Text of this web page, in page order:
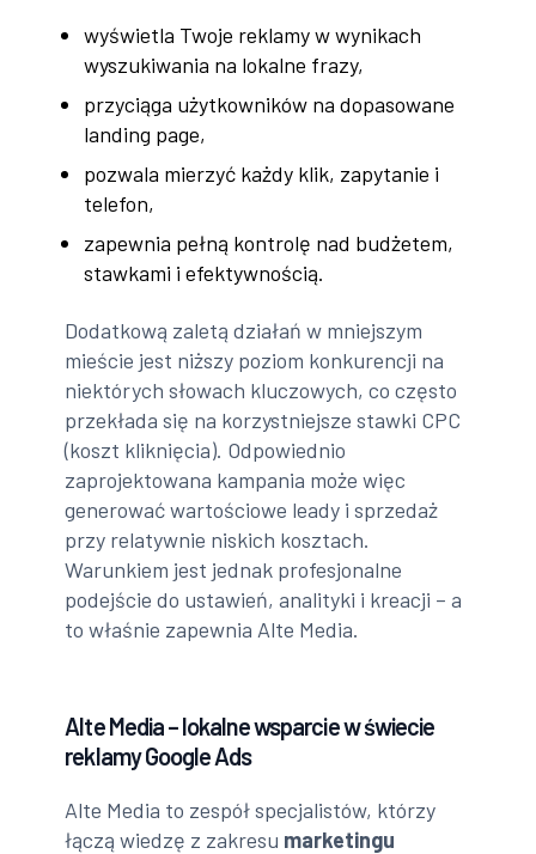
wyświetla Twoje reklamy w wynikach
wyszukiwania na lokalne frazy,
przyciąga użytkowników na dopasowane
landing page,
pozwala mierzyć każdy klik, zapytanie i
telefon,
zapewnia pełną kontrolę nad budżetem,
stawkami i efektywnością.
Dodatkową zaletą działań w mniejszym
mieście jest niższy poziom konkurencji na
niektórych słowach kluczowych, co często
przekłada się na korzystniejsze stawki CPC
(koszt kliknięcia). Odpowiednio
zaprojektowana kampania może więc
generować wartościowe leady i sprzedaż
przy relatywnie niskich kosztach.
Warunkiem jest jednak profesjonalne
podejście do ustawień, analityki i kreacji – a
to właśnie zapewnia Alte Media.
Alte Media – lokalne wsparcie w świecie
reklamy Google Ads
Alte Media to zespół specjalistów, którzy
łączą wiedzę z zakresu marketingu